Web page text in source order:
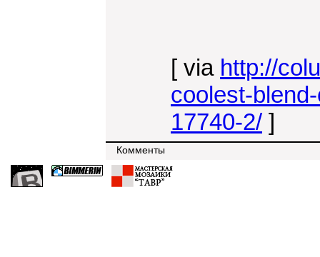
[ via http://
coolest-
17740-2/ ]
Комменты